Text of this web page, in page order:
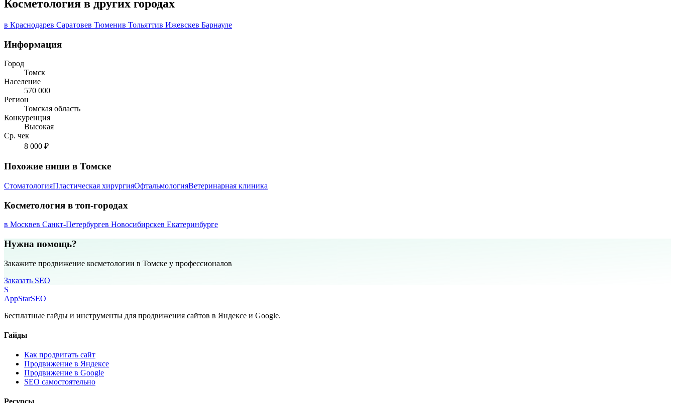
Косметология в других городах
в Краснодарев Саратовев Тюменив Тольяттив Ижевскев Барнауле
Информация
Город
Томск
Население
570 000
Регион
Томская область
Конкуренция
Высокая
Ср. чек
8 000 ₽
Похожие ниши в Томске
СтоматологияПластическая хирургияОфтальмологияВетеринарная клиника
Косметология в топ-городах
в Москвев Санкт-Петербургев Новосибирскев Екатеринбурге
Нужна помощь?
Закажите продвижение косметологии в Томске у профессионалов
Заказать SEO
S
AppStarSEO
Бесплатные гайды и инструменты для продвижения сайтов в Яндексе и Google.
Гайды
Как продвигать сайт
Продвижение в Яндексе
Продвижение в Google
SEO самостоятельно